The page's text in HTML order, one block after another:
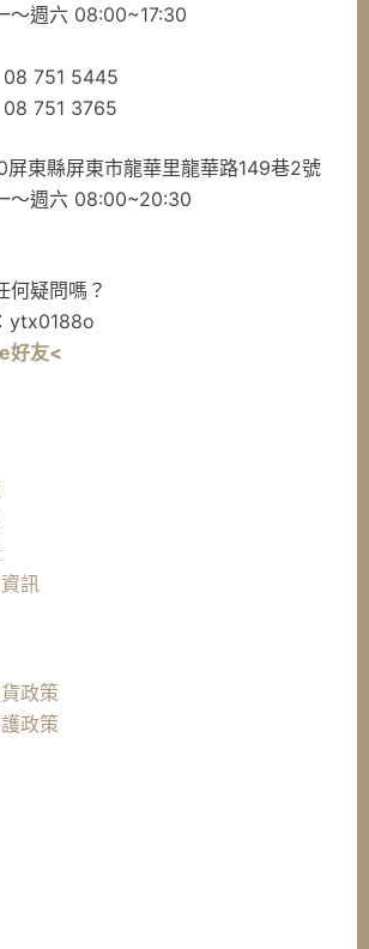
～週六 08:00~17:30
751 5445
751 3765
屏東縣屏東市龍華里龍華路149巷2號
～週六 08:00~20:30
何疑問嗎？
ytx0188o
好友<
訊
政策
政策